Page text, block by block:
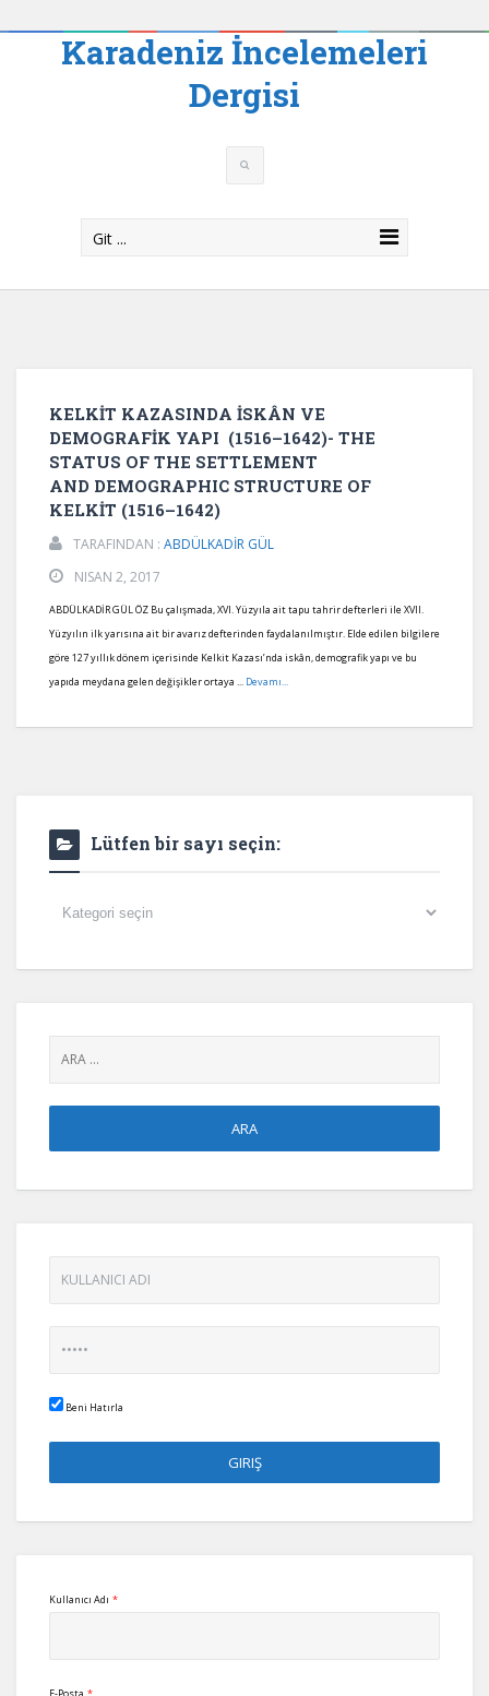
Karadeniz İncelemeleri
Dergisi
Git ...
KELKİT KAZASINDA İSKÂN VE
DEMOGRAFİK YAPI (1516–1642)- THE
STATUS OF THE SETTLEMENT
AND DEMOGRAPHIC STRUCTURE OF
KELKİT (1516–1642)
TARAFINDAN : ABDÜLKADİR GÜL
NISAN 2, 2017
ABDÜLKADİR GÜL ÖZ Bu çalışmada, XVI. Yüzyıla ait tapu tahrir defterleri ile XVII.
Yüzyılın ilk yarısına ait bir avarız defterinden faydalanılmıştır. Elde edilen bilgilere
göre 127 yıllık dönem içerisinde Kelkit Kazası’nda iskân, demografik yapı ve bu
yapıda meydana gelen değişikler ortaya ... Devamı...
Lütfen bir sayı seçin:
Lütfen
Beni Hatırla
Kullanıcı Adı *